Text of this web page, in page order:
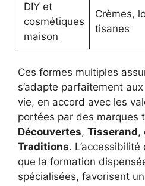
DIY et
cosmétiques
maison
Crèmes,
tisanes
Ces formes multiples
s’adapte parfaitement
vie, en accord avec les
portées par des marques
Découvertes, Tisserand,
Traditions.
que la formation
spécialisées, favorisent